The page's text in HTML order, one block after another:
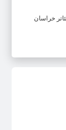
خراسان